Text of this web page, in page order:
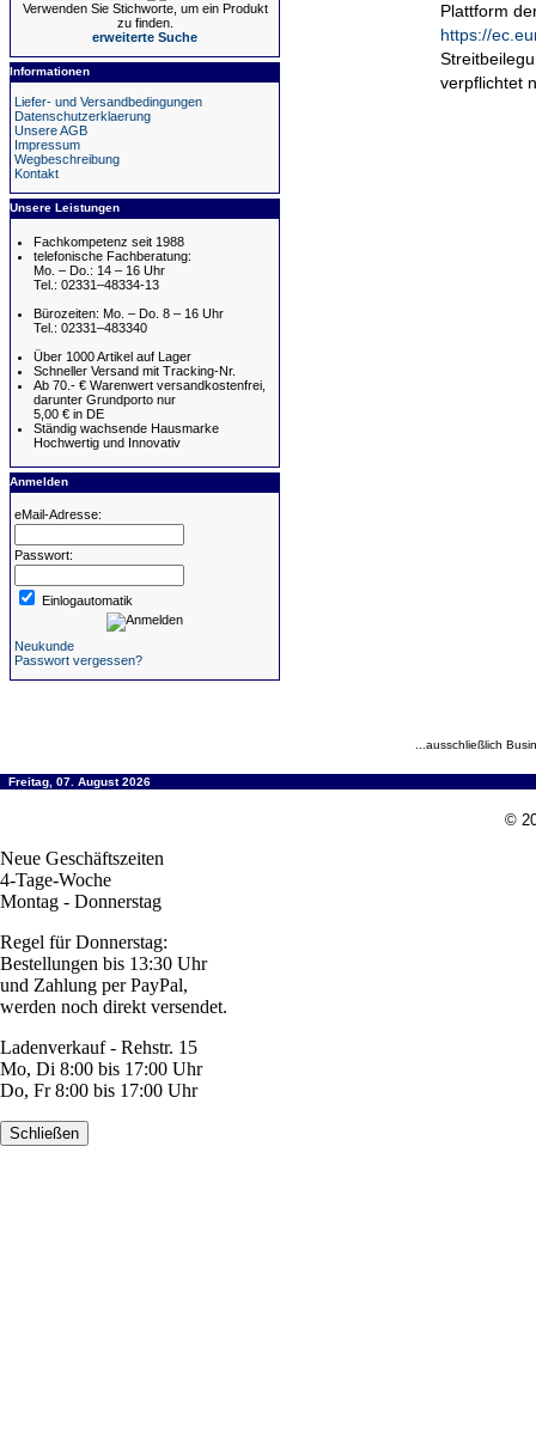
Verwenden Sie Stichworte, um ein Produkt
zu finden.
erweiterte Suche
Informationen
Liefer- und Versandbedingungen
Datenschutzerklaerung
Unsere AGB
Impressum
Wegbeschreibung
Kontakt
Unsere Leistungen
Fachkompetenz seit 1988
telefonische Fachberatung:
Mo. – Do.: 14 – 16 Uhr
Tel.: 02331–48334-13
Bürozeiten: Mo. – Do. 8 – 16 Uhr
Tel.: 02331–483340
Über 1000 Artikel auf Lager
Schneller Versand mit Tracking-Nr.
Ab 70.- € Warenwert versandkostenfrei,
darunter Grundporto nur
5,00 € in DE
Ständig wachsende Hausmarke
Hochwertig und Innovativ
Anmelden
eMail-Adresse:
Passwort:
Einlogautomatik
Neukunde
Passwort vergessen?
Plattform
https://
verpflichtet
...ausschließlich
Freitag, 07. August 2026
©
Neue Geschäftszeiten
4-Tage-Woche
Montag - Donnerstag
Regel für Donnerstag:
Bestellungen bis 13:30 Uhr
und Zahlung per PayPal,
werden noch direkt versendet.
Ladenverkauf - Rehstr. 15
Mo, Di 8:00 bis 17:00 Uhr
Do, Fr 8:00 bis 17:00 Uhr
Schließen